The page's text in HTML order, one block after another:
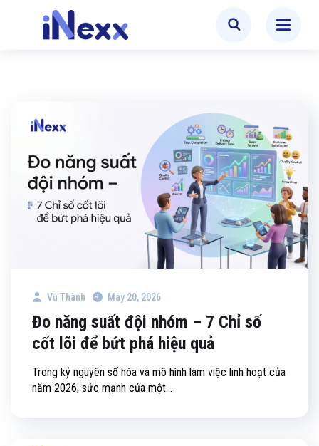
Vũ Thành May 20, 2026
Đo năng suất đội nhóm – 7 Chỉ số
cốt lõi để bứt phá hiệu quả
Trong kỷ nguyên số hóa và mô hình làm việc linh hoạt của
năm 2026, sức mạnh của một...